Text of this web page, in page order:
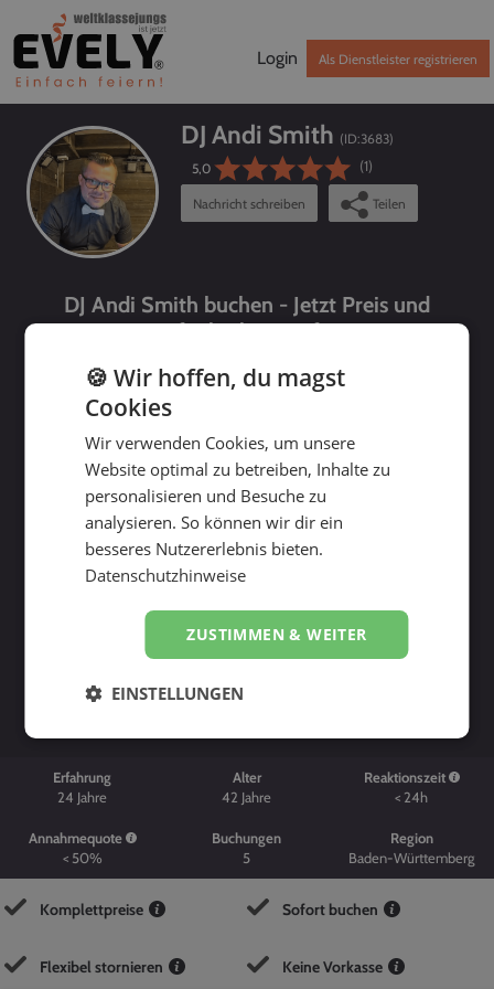
Login Als Dienstleister registrieren
DJ Andi Smith (ID:3683)
5,0
(1)
Nachricht schreiben Teilen
DJ Andi Smith buchen - Jetzt Preis und
Verfügbarkeit prüfen!
bis
Erfahrung
24 Jahre
Alter
42 Jahre
Reaktionszeit
< 24h
Annahmequote
< 50%
Buchungen
5
Region
Baden-Württemberg
Komplettpreise Sofort buchen
Flexibel stornieren Keine Vorkasse
🍪 Wir hoffen, du magst
Cookies
Wir verwenden Cookies, um unsere
Website optimal zu betreiben, Inhalte zu
personalisieren und Besuche zu
analysieren. So können wir dir ein
besseres Nutzererlebnis bieten.
Datenschutzhinweise
ZUSTIMMEN & WEITER
EINSTELLUNGEN